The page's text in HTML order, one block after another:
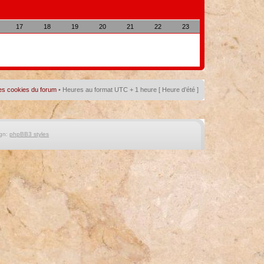
17 18 19 20 21 22 23
cookies du forum • Heures au format UTC + 1 heure [ Heure d’été ]
phpBB3 styles